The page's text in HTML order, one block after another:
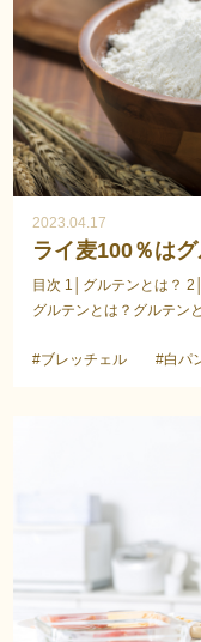
2023.04.17
ライ麦100％は
目次 1│グルテンとは？
グルテンとは？グルテン
#ブレッチェル
#白パ